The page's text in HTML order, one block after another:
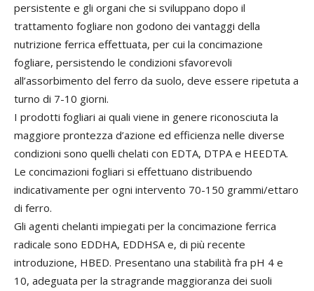
persistente e gli organi che si sviluppano dopo il
trattamento fogliare non godono dei vantaggi della
nutrizione ferrica effettuata, per cui la concimazione
fogliare, persistendo le condizioni sfavorevoli
all’assorbimento del ferro da suolo, deve essere ripetuta a
turno di 7-10 giorni.
I prodotti fogliari ai quali viene in genere riconosciuta la
maggiore prontezza d’azione ed efficienza nelle diverse
condizioni sono quelli chelati con EDTA, DTPA e HEEDTA.
Le concimazioni fogliari si effettuano distribuendo
indicativamente per ogni intervento 70-150 grammi/ettaro
di ferro.
Gli agenti chelanti impiegati per la concimazione ferrica
radicale sono EDDHA, EDDHSA e, di più recente
introduzione, HBED. Presentano una stabilità fra pH 4 e
10, adeguata per la stragrande maggioranza dei suoli